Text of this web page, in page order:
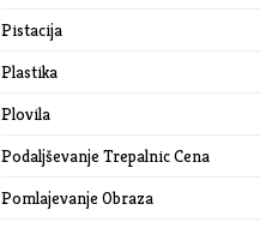
Pistacija
Plastika
Plovila
Podaljševanje Trepalnic Cena
Pomlajevanje Obraza